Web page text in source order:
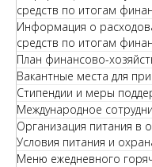
средств по итогам
Информация о
средств по итогам
План финансово-
Вакантные места для
Стипендии и меры
Международное
Организация питания в
Условия питания и
Меню ежедневного